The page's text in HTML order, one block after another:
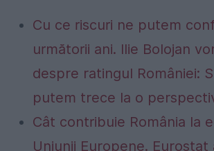
Cu ce riscuri ne putem
următorii ani. Ilie Bolojan
despre ratingul României:
putem trece la o
Cât contribuie România la
Uniunii Europene.